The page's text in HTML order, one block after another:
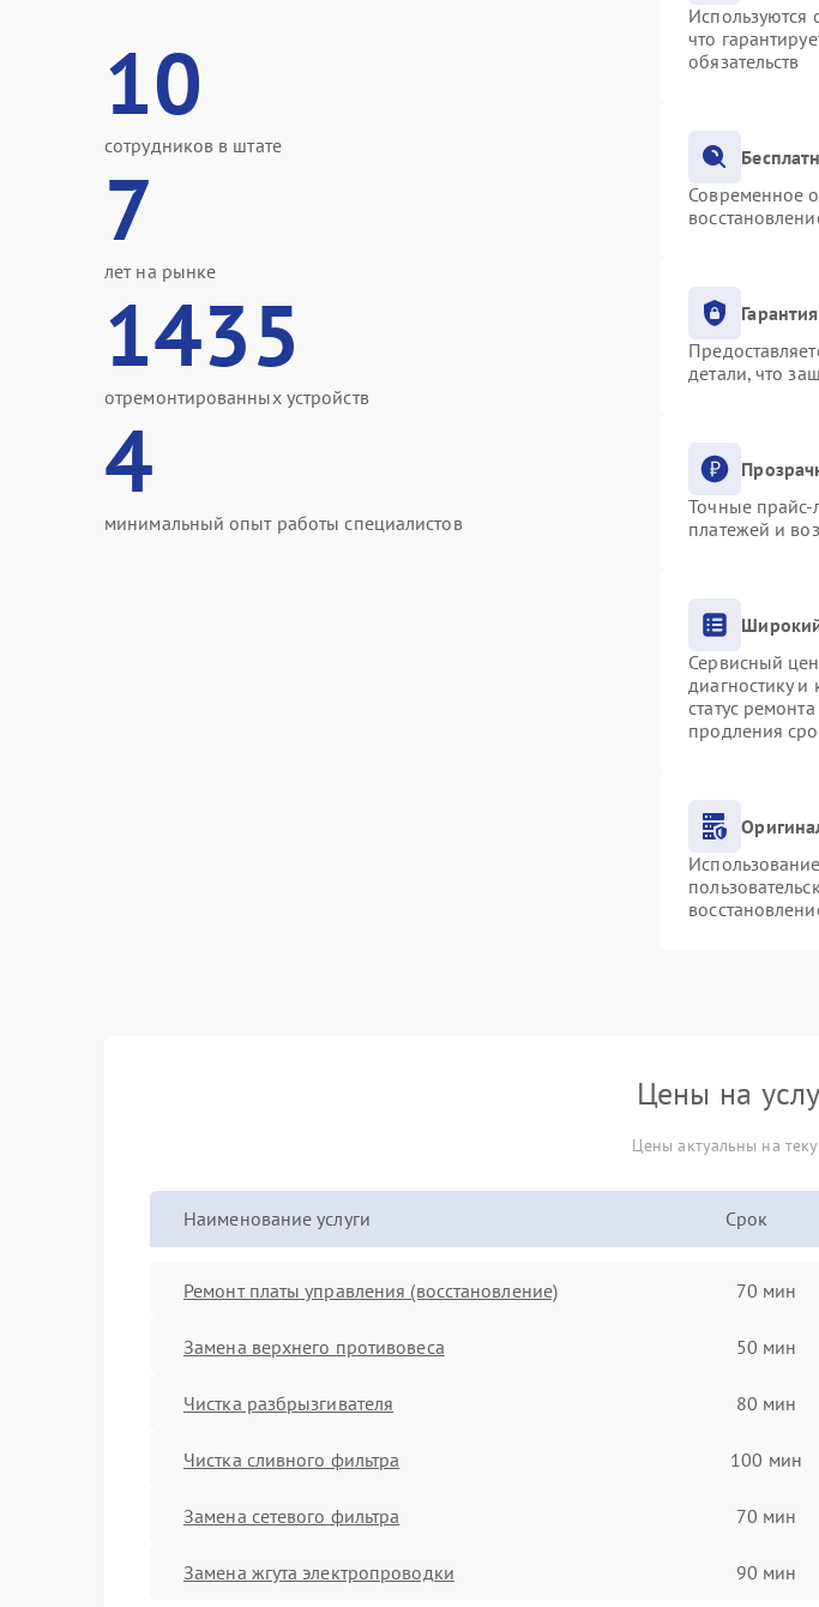
10
сотрудников в штате
7
лет на рынке
1435
отремонтированных устройств
4
минимальный опыт работы специалистов
что
обязательств
Современное
детали, что
Точные прайс-
платежей и
Сервисный
диагностику
статус
продления
Цены на
Цены актуальны на
Наименование услуги Срок
Ремонт платы управления (восстановление) 70 мин
Замена верхнего противовеса 50 мин
Чистка разбрызгивателя 80 мин
Чистка сливного фильтра 100 мин
Замена сетевого фильтра 70 мин
Замена жгута электропроводки 90 мин